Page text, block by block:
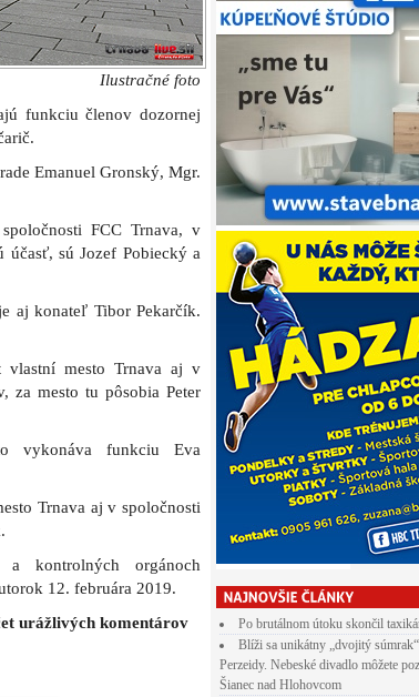
Ilustračné foto
funkciu členov dozornej
Emanuel Gronský, Mgr.
FCC Trnava, v
účasť, sú Jozef Pobiecký a
aj konateľ Tibor Pekarčík.
vlastní mesto Trnava aj v
za mesto tu pôsobia Peter
vykonáva funkciu Eva
Trnava aj v spoločnosti
kontrolných orgánoch
12. februára 2019.
urážlivých komentárov
Po brutálnom útoku skončil
Blíži sa unikátny „dvojitý
Perzeidy. Nebeské divadlo môžete
Šianec nad Hlohovcom